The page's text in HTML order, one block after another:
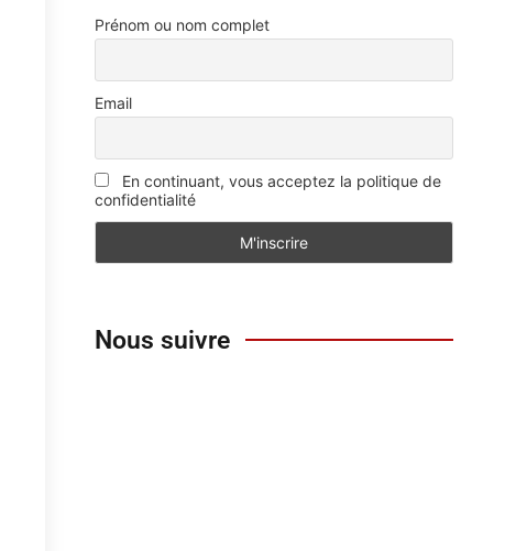
Prénom ou nom complet
Email
En continuant, vous acceptez la politique de
confidentialité
Nous suivre